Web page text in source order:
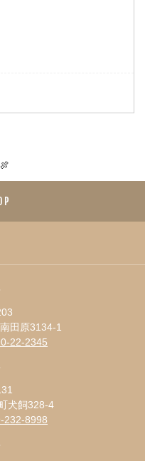
田原3134-1
22-2345
犬飼328-4
232-8998